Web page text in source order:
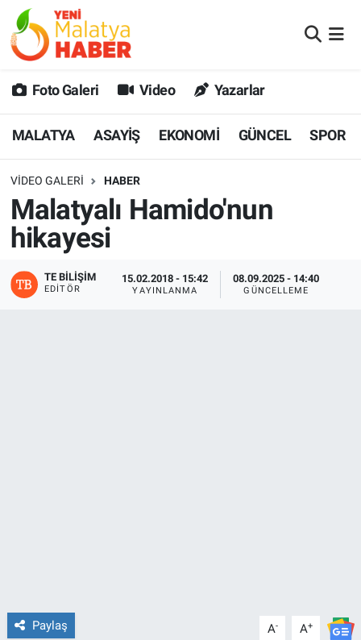
Foto Galeri Video Yazarlar
MALATYA ASAYİŞ EKONOMİ GÜNCEL SPOR
VIDEO GALERI HABER
Malatyalı Hamido'nun
hikayesi
TE BILIŞIM
EDITÖR
15.02.2018 - 15:42
YAYINLANMA
08.09.2025 - 14:40
GÜNCELLEME
Paylaş A- A+
MALATYA
GÜNCEL
SPOR
SAĞLIK
DİĞER
Malatya Nöbetçi Eczaneler
MALATYA Namaz Vakitleri
Malatya Trafik Yoğunluk Haritası
Süper Lig Puan Durumu ve Fikstür
Tüm Manşetler